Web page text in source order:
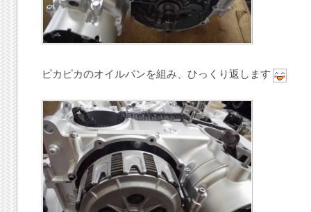
ピカピカのオイルパンを組み、ひっくり返します